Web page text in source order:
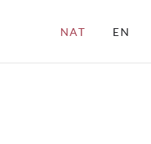
NAT EN